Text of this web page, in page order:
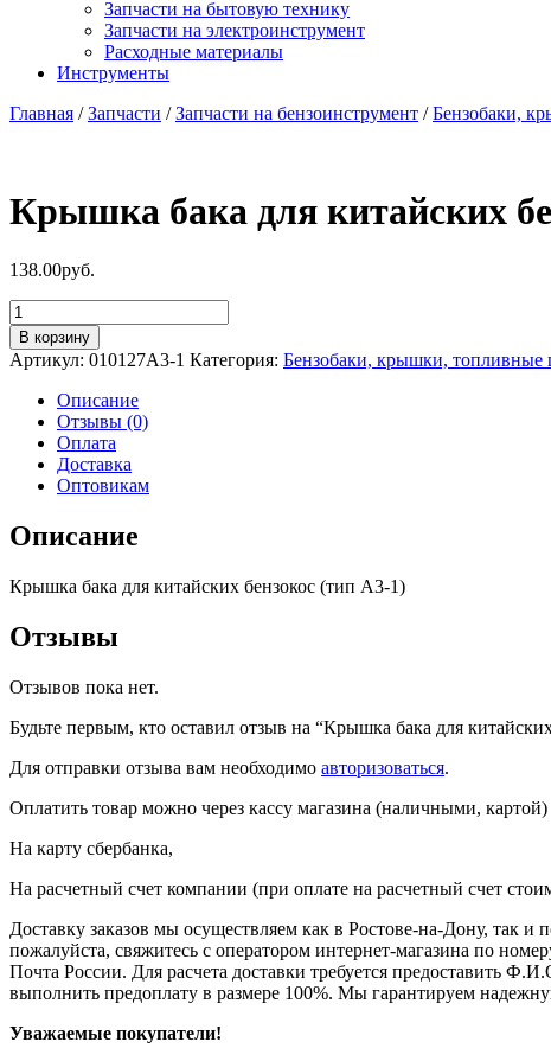
Запчасти на бытовую технику
Запчасти на электроинструмент
Расходные материалы
Инструменты
Главная /Запчасти /Запчасти на бензоинструмент /Бензобаки,
Крышка бака для китайских
138.00руб.
Количество
товара
Крышка
бака
китайских
бензокос
(тип
В корзину
Артикул: 010127A3-1 Категория: Бензобаки, крышки, топливные
Описание
Отзывы (0)
Оплата
Доставка
Оптовикам
Описание
Крышка бака для китайских бензокос (тип A3-1)
Отзывы
Отзывов пока нет.
Будьте первым, кто оставил отзыв на “Крышка бака для
Для отправки отзыва вам необходимо авторизоваться.
Оплатить товар можно через кассу магазина (наличными, картой)
На карту сбербанка,
На расчетный счет компании (при оплате на расчетный счет
Доставку заказов мы осуществляем как в Ростове-на-Дону, так
пожалуйста, свяжитесь с оператором интернет-магазина по
Почта России. Для расчета доставки требуется предоставить
выполнить предоплату в размере 100%. Мы гарантируем
Уважаемые покупатели!